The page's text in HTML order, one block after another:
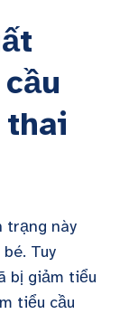
trạng này
Tuy
bị giảm tiểu
tiểu cầu